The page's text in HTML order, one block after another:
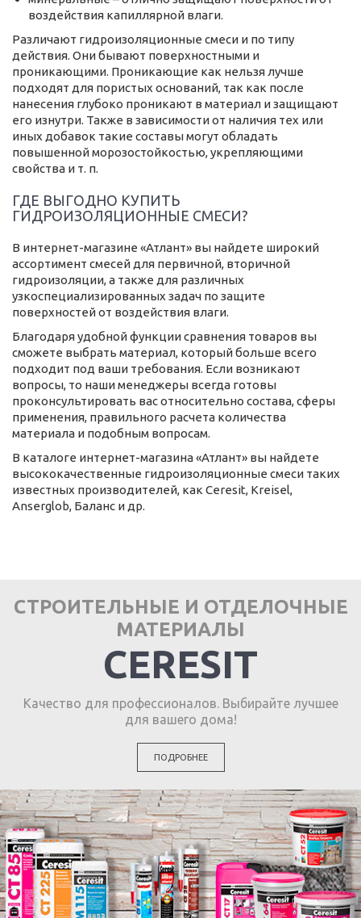
воздействия капиллярной влаги.
Различают гидроизоляционные смеси и по типу
действия. Они бывают поверхностными и
проникающими. Проникающие как нельзя лучше
подходят для пористых оснований, так как после
нанесения глубоко проникают в материал и защищают
его изнутри. Также в зависимости от наличия тех или
иных добавок такие составы могут обладать
повышенной морозостойкостью, укрепляющими
свойства и т. п.
ГДЕ ВЫГОДНО КУПИТЬ
ГИДРОИЗОЛЯЦИОННЫЕ СМЕСИ?
В интернет-магазине «Атлант» вы найдете широкий
ассортимент смесей для первичной, вторичной
гидроизоляции, а также для различных
узкоспециализированных задач по защите
поверхностей от воздействия влаги.
Благодаря удобной функции сравнения товаров вы
сможете выбрать материал, который больше всего
подходит под ваши требования. Если возникают
вопросы, то наши менеджеры всегда готовы
проконсультировать вас относительно состава, сферы
применения, правильного расчета количества
материала и подобным вопросам.
В каталоге интернет-магазина «Атлант» вы найдете
высококачественные гидроизоляционные смеси таких
известных производителей, как Ceresit, Kreisel,
Anserglob, Баланс и др.
СТРОИТЕЛЬНЫЕ И ОТДЕЛОЧНЫЕ
МАТЕРИАЛЫ
CERESIT
Качество для профессионалов. Выбирайте лучшее
для вашего дома!
ПОДРОБНЕЕ